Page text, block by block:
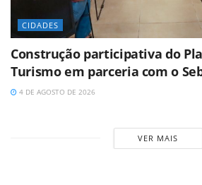
CIDADES
Construção participativa do
Turismo em parceria com o
4 DE AGOSTO DE 2026
VER MAIS